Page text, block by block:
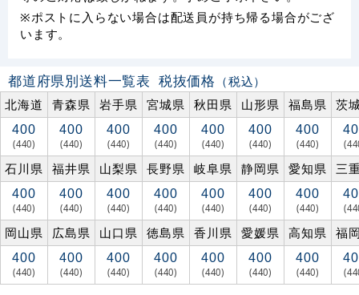
※ポストに入らない場合は配送員が持ち帰る場合がござ
います。
都道府県別送料一覧表 税抜価格 （税込）
北海道
青森県 岩手県 宮城県 秋田県 山形県 福島県 茨
400
(440)
400
(440)
400
(440)
400
(440)
400
(440)
400
(440)
400
(440)
石川県 福井県 山梨県 長野県 岐阜県 静岡県 愛知県 三
400
(440)
400
(440)
400
(440)
400
(440)
400
(440)
400
(440)
400
(440)
岡山県 広島県 山口県 徳島県 香川県 愛媛県 高知県 福
400
(440)
400
(440)
400
(440)
400
(440)
400
(440)
400
(440)
400
(440)